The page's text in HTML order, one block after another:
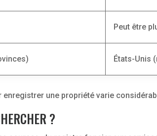
Peut être
États-Unis
une propriété varie
?